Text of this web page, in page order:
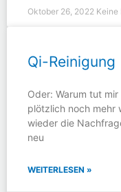
Oktober 26, 2022 Keine
Qi-Reinigung
Oder: Warum tut
plötzlich noch mehr
wieder die
neu
WEITERLESEN »